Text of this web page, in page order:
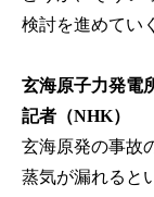
検討を進めてい
玄海原子力発電
記者（NHK）
玄海原発の事故
蒸気が漏れると